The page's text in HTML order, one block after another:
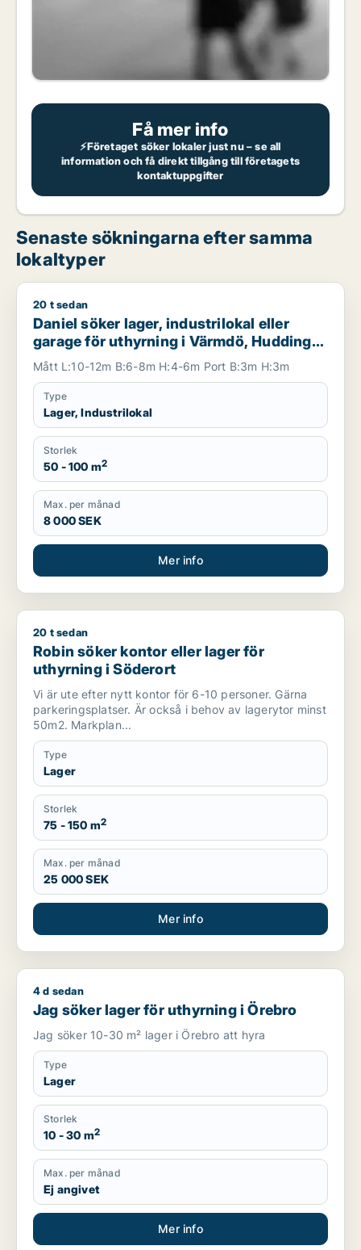
Få mer info
⚡Företaget söker lokaler just nu – se all
information och få direkt tillgång till företagets
kontaktuppgifter
Senaste sökningarna efter samma
lokaltyper
Daniel söker lager, industrilokal eller garage för uthyrning i
20 t sedan
Daniel söker lager, industrilokal eller
garage för uthyrning i Värmdö, Huddinge
eller Botkyrka m.fl.
Mått L:10-12m B:6-8m H:4-6m Port B:3m H:3m
Type
Lager, Industrilokal
Storlek
50 - 100 m2
Max. per månad
8 000 SEK
Mer info
Robin söker kontor eller lager för uthyrning i Söderort
20 t sedan
Robin söker kontor eller lager för
uthyrning i Söderort
Vi är ute efter nytt kontor för 6-10 personer. Gärna
parkeringsplatser. Är också i behov av lagerytor minst
50m2. Markplan...
Type
Lager
Storlek
75 - 150 m2
Max. per månad
25 000 SEK
Mer info
Jag söker lager för uthyrning i Örebro
4 d sedan
Jag söker lager för uthyrning i Örebro
Jag söker 10-30 m² lager i Örebro att hyra
Type
Lager
Storlek
10 - 30 m2
Max. per månad
Ej angivet
Mer info